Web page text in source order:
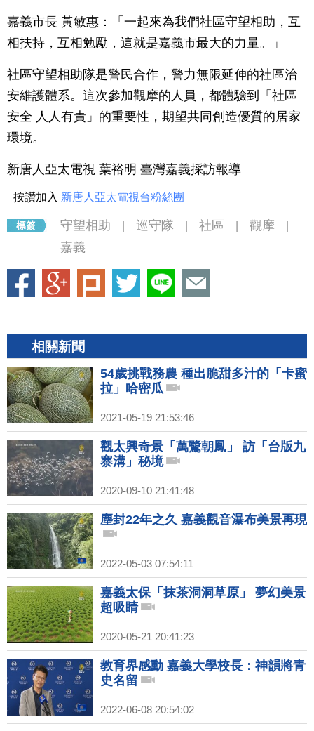
嘉義市長 黃敏惠：「一起來為我們社區守望相助，互
相扶持，互相勉勵，這就是嘉義市最大的力量。」
社區守望相助隊是警民合作，警力無限延伸的社區治
安維護體系。這次參加觀摩的人員，都體驗到「社區
安全 人人有責」的重要性，期望共同創造優質的居家
環境。
新唐人亞太電視 葉裕明 臺灣嘉義採訪報導
按讚加入 新唐人亞太電視台粉絲團
守望相助 巡守隊 社區 觀摩
嘉義
相關新聞
54歲挑戰務農 種出脆甜多汁的「卡蜜
拉」哈密瓜
2021-05-19 21:53:46
觀太興奇景「萬鷺朝鳳」 訪「台版九
寨溝」秘境
2020-09-10 21:41:48
塵封22年之久 嘉義觀音瀑布美景再現
2022-05-03 07:54:11
嘉義太保「抹茶洞洞草原」 夢幻美景
超吸睛
2020-05-21 20:41:23
教育界感動 嘉義大學校長：神韻將青
史名留
2022-06-08 20:54:02